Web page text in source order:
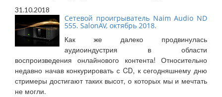
31.10.2018
Сетевой проигрыватель Naim Audio ND
555. SalonAV, октябрь 2018.
Как же далеко продвинулась
аудиоиндустрия в области
воспроизведения онлайнового контента! Относительно
недавно начав конкурировать с CD, к сегодняшнему дню
стримеры достигают таких высот, о которых мы и мечтать
не могли.